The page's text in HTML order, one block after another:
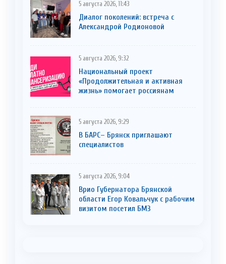
5 августа 2026, 11:43
Диалог поколений: встреча с
Александрой Родионовой
5 августа 2026, 9:32
Национальный проект
«Продолжительная и активная
жизнь» помогает россиянам
5 августа 2026, 9:29
В БАРС– Брянcк приглaшают
cпециaлистoв
5 августа 2026, 9:04
Врио Губернатора Брянской
области Егор Ковальчук с рабочим
визитом посетил БМЗ